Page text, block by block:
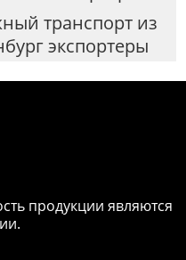
транспорт из
экспортеры
продукции являются